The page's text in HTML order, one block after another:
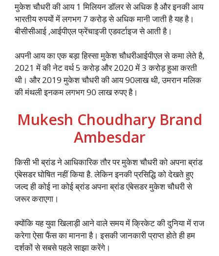
मुकेश चौधरी की आय 1 मिलियन डॉलर से अधिक है और इनकी आय
भारतीय रुपयों में लगभग 7 करोड़ से अधिक मानी जाती है यह है।
बीसीसीआई ,आईपीएल फ्रेंचाइजी एडवर्टाइज से आती है।
अपनी आय का एक बड़ा हिस्सा मुकेश चौधरीआईपीएल से कमा लेते है,
2021 में की नेट वर्थ 5 करोड़ और 2020 में 3 करोड़ हुआ करती
थी। और 2019 मुकेश चौधरी की आय 90लाख थी, उमरान मलिक
की मंथली इनकम लगभग 90 लाख रुपए है।
Mukesh Choudhary Brand
Ambesdar
किसी भी ब्रांड ने आधिकारिक तौर पर मुकेश चौधरी को अपना ब्रांड
एंबेसडर घोषित नहीं किया है. लेकिन इनकी प्रसिद्धि को देखते हुए
जल्द ही कोई ना कोई ब्रांड अपना ब्रांड एंबेसडर मुकेश चौधरी से
जरूर कराएगा।
क्योंकि यह युवा खिलाड़ी आने वाले समय में क्रिकेट की दुनिया में राज
करेगा ऐसा फैंस का मानना है। इसकी जानकारी प्राप्त होते ही हम
दर्शकों से सबसे पहले साझा करेंगे।